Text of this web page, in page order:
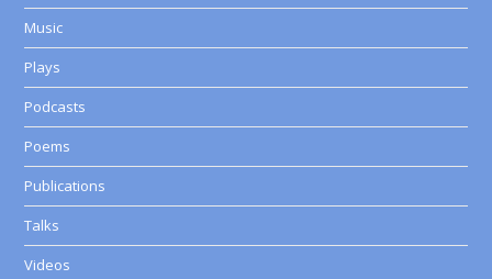
Music
Plays
Podcasts
Poems
Publications
Talks
Videos